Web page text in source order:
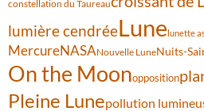
constellation du Taureau
lumière cendréeLunelunette
MercureNASANouvelle LuneNuits-
On the Moonopposition
Pleine Lunepollution